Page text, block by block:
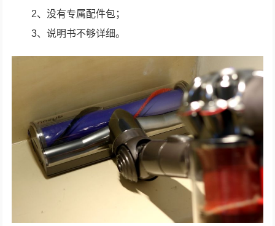
2、没有专属配件包；
3、说明书不够详细。